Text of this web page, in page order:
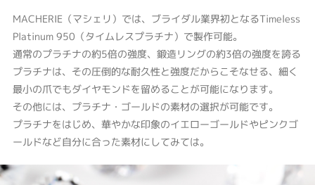
MACHERIE（マシェリ）では、ブライダル業界初となるTimeless
Platinum 950（タイムレスプラチナ）で製作可能。
通常のプラチナの約5倍の強度、鍛造リングの約3倍の強度を誇る
プラチナは、その圧倒的な耐久性と強度だからこそなせる、細く
最小の爪でもダイヤモンドを留めることが可能になります。
その他には、プラチナ・ゴールドの素材の選択が可能です。
プラチナをはじめ、華やかな印象のイエローゴールドやピンクゴ
ールドなど自分に合った素材にしてみては。